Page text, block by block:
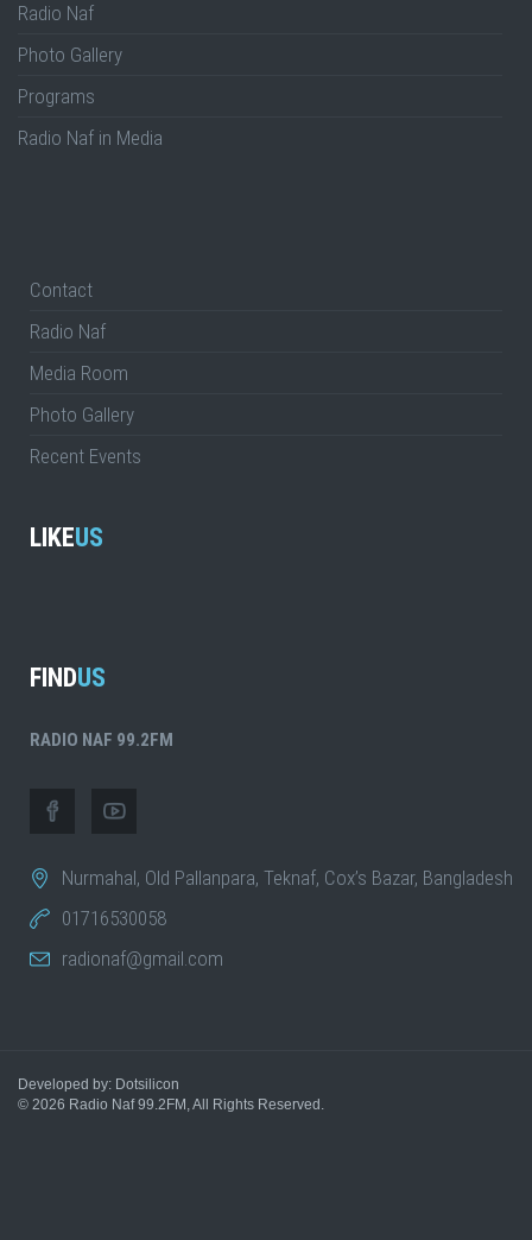
Radio Naf
Photo Gallery
Programs
Radio Naf in Media
Contact
Radio Naf
Media Room
Photo Gallery
Recent Events
LIKEUS
FINDUS
RADIO NAF 99.2FM
Nurmahal, Old Pallanpara, Teknaf, Cox’s Bazar, Bangladesh
01716530058
radionaf@gmail.com
Developed by: Dotsilicon
© 2026 Radio Naf 99.2FM , All Rights Reserved.